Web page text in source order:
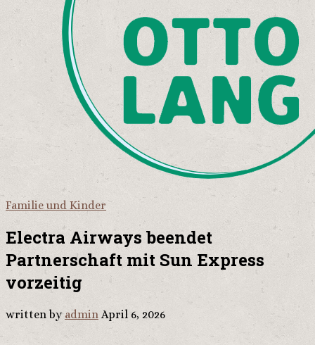
Familie und Kinder
Electra Airways beendet
Partnerschaft mit Sun Express
vorzeitig
written by admin April 6, 2026